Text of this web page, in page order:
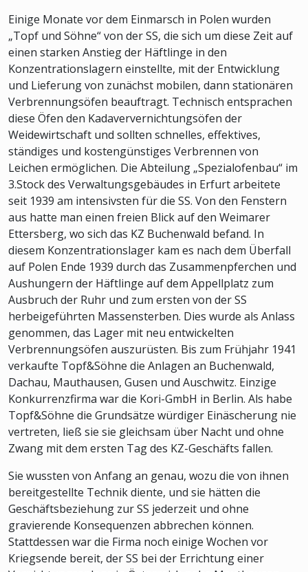
Einige Monate vor dem Einmarsch in Polen wurden
„Topf und Söhne“ von der SS, die sich um diese Zeit auf
einen starken Anstieg der Häftlinge in den
Konzentrationslagern einstellte, mit der Entwicklung
und Lieferung von zunächst mobilen, dann stationären
Verbrennungsöfen beauftragt. Technisch entsprachen
diese Öfen den Kadaververnichtungsöfen der
Weidewirtschaft und sollten schnelles, effektives,
ständiges und kostengünstiges Verbrennen von
Leichen ermöglichen. Die Abteilung „Spezialofenbau“ im
3.Stock des Verwaltungsgebäudes in Erfurt arbeitete
seit 1939 am intensivsten für die SS. Von den Fenstern
aus hatte man einen freien Blick auf den Weimarer
Ettersberg, wo sich das KZ Buchenwald befand. In
diesem Konzentrationslager kam es nach dem Überfall
auf Polen Ende 1939 durch das Zusammenpferchen und
Aushungern der Häftlinge auf dem Appellplatz zum
Ausbruch der Ruhr und zum ersten von der SS
herbeigeführten Massensterben. Dies wurde als Anlass
genommen, das Lager mit neu entwickelten
Verbrennungsöfen auszurüsten. Bis zum Frühjahr 1941
verkaufte Topf&Söhne die Anlagen an Buchenwald,
Dachau, Mauthausen, Gusen und Auschwitz. Einzige
Konkurrenzfirma war die Kori-GmbH in Berlin. Als habe
Topf&Söhne die Grundsätze würdiger Einäscherung nie
vertreten, ließ sie sie gleichsam über Nacht und ohne
Zwang mit dem ersten Tag des KZ-Geschäfts fallen.
Sie wussten von Anfang an genau, wozu die von ihnen
bereitgestellte Technik diente, und sie hätten die
Geschäftsbeziehung zur SS jederzeit und ohne
gravierende Konsequenzen abbrechen können.
Stattdessen war die Firma noch einige Wochen vor
Kriegsende bereit, der SS bei der Errichtung einer